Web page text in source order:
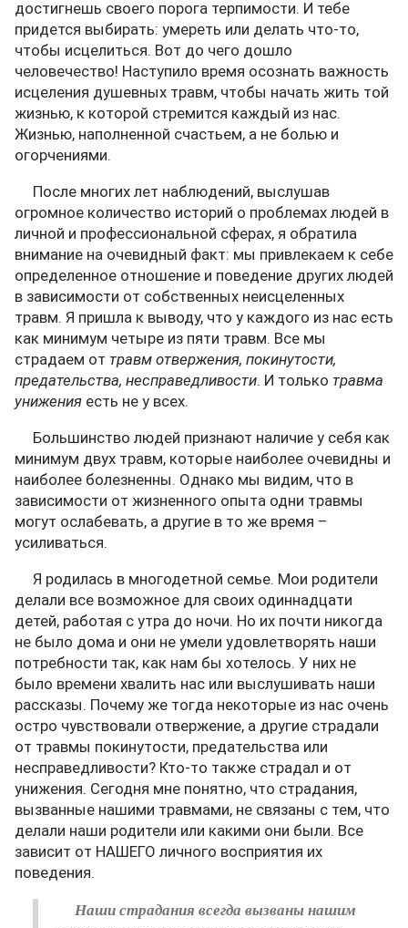
достигнешь своего порога терпимости. И тебе
придется выбирать: умереть или делать что-то,
чтобы исцелиться. Вот до чего дошло
человечество! Наступило время осознать важность
исцеления душевных травм, чтобы начать жить той
жизнью, к которой стремится каждый из нас.
Жизнью, наполненной счастьем, а не болью и
огорчениями.
После многих лет наблюдений, выслушав
огромное количество историй о проблемах людей в
личной и профессиональной сферах, я обратила
внимание на очевидный факт: мы привлекаем к себе
определенное отношение и поведение других людей
в зависимости от собственных неисцеленных
травм. Я пришла к выводу, что у каждого из нас есть
как минимум четыре из пяти травм. Все мы
страдаем от травм отвержения, покинутости,
предательства, несправедливости. И только травма
унижения есть не у всех.
Большинство людей признают наличие у себя как
минимум двух травм, которые наиболее очевидны и
наиболее болезненны. Однако мы видим, что в
зависимости от жизненного опыта одни травмы
могут ослабевать, а другие в то же время –
усиливаться.
Я родилась в многодетной семье. Мои родители
делали все возможное для своих одиннадцати
детей, работая с утра до ночи. Но их почти никогда
не было дома и они не умели удовлетворять наши
потребности так, как нам бы хотелось. У них не
было времени хвалить нас или выслушивать наши
рассказы. Почему же тогда некоторые из нас очень
остро чувствовали отвержение, а другие страдали
от травмы покинутости, предательства или
несправедливости? Кто-то также страдал и от
унижения. Сегодня мне понятно, что страдания,
вызванные нашими травмами, не связаны с тем, что
делали наши родители или какими они были. Все
зависит от НАШЕГО личного восприятия их
поведения.
Наши страдания всегда вызваны нашим